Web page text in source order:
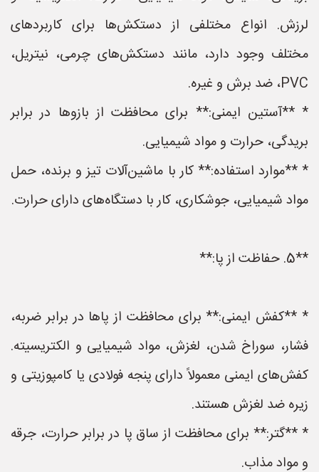
لرزش. انواع مختلفی از دستکش‌ها برای کاربردهای
مختلف وجود دارد، مانند دستکش‌های چرمی، نیتریل،
PVC، ضد برش و غیره.
* **آستین ایمنی:** برای محافظت از بازوها در برابر
بریدگی، حرارت و مواد شیمیایی.
* **موارد استفاده:** کار با ماشین‌آلات تیز و برنده، حمل
مواد شیمیایی، جوشکاری، کار با دستگاه‌های دارای حرارت.
**5. حفاظت از پا:**
* **کفش ایمنی:** برای محافظت از پاها در برابر ضربه،
فشار، سوراخ شدن، لغزش، مواد شیمیایی و الکتریسیته.
کفش‌های ایمنی معمولاً دارای پنجه فولادی یا کامپوزیتی و
زیره ضد لغزش هستند.
* **گتر:** برای محافظت از ساق پا در برابر حرارت، جرقه
و مواد مذاب.